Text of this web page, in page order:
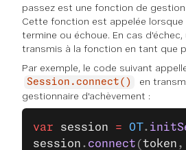
passez est une fonction de
Cette fonction est appelée lorsque
termine ou échoue. En cas
transmis à la fonction en tant que
Par exemple, le code suivant
Session.connect()
en
gestionnaire d'achèvement :
var session = OT.
session . connect (token ,